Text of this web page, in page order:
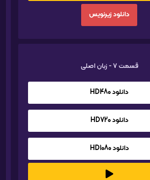
دانلود زیرنویس
قسمت 7 - زبان اصلی
دانلود HD480
دانلود HD720
دانلود HD1080